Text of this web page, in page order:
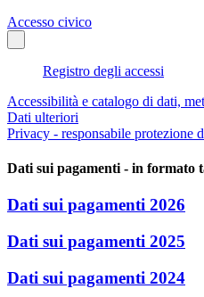
Accesso civico
Registro degli accessi
Accessibilità e catalogo di dati,
Dati ulteriori
Privacy - responsabile protezione
Dati sui pagamenti - in formato
Dati sui pagamenti 2026
Dati sui pagamenti 2025
Dati sui pagamenti 2024